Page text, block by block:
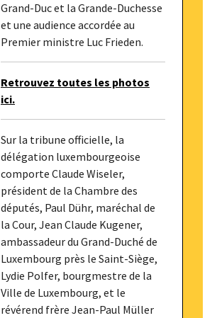
Grand-Duc et la Grande-Duchesse
et une audience accordée au
Premier ministre Luc Frieden.
Retrouvez toutes les photos
ici.
Sur la tribune officielle, la
délégation luxembourgeoise
comporte Claude Wiseler,
président de la Chambre des
députés, Paul Dühr, maréchal de
la Cour, Jean Claude Kugener,
ambassadeur du Grand-Duché de
Luxembourg près le Saint-Siège,
Lydie Polfer, bourgmestre de la
Ville de Luxembourg, et le
révérend frère Jean-Paul Müller